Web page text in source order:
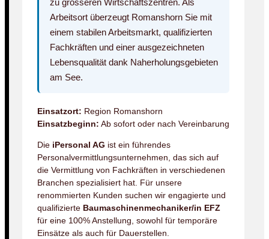
zu grösseren Wirtschaftszentren. Als
Arbeitsort überzeugt Romanshorn Sie mit
einem stabilen Arbeitsmarkt, qualifizierten
Fachkräften und einer ausgezeichneten
Lebensqualität dank Naherholungsgebieten
am See.
Einsatzort: Region Romanshorn
Einsatzbeginn: Ab sofort oder nach Vereinbarung
Die iPersonal AG ist ein führendes
Personalvermittlungsunternehmen, das sich auf
die Vermittlung von Fachkräften in verschiedenen
Branchen spezialisiert hat. Für unsere
renommierten Kunden suchen wir engagierte und
qualifizierte Baumaschinenmechaniker/in EFZ
für eine 100% Anstellung, sowohl für temporäre
Einsätze als auch für Dauerstellen.